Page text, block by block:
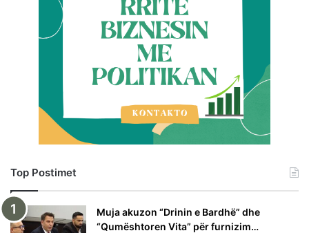
Top Postimet
Muja akuzon “Drinin e Bardhë” dhe
“Qumështoren Vita” për furnizim…